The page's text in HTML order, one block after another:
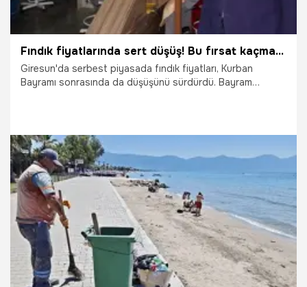
Fındık fiyatlarında sert düşüş! Bu fırsat kaçmaz, tam alım zamanı
Giresun'da serbest piyasada fındık fiyatları, Kurban
Bayramı sonrasında da düşüşünü sürdürdü. Bayram
1.06.2026